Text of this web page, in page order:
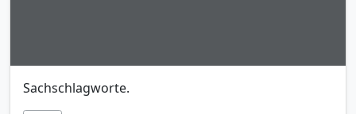
Sachschlagworte.